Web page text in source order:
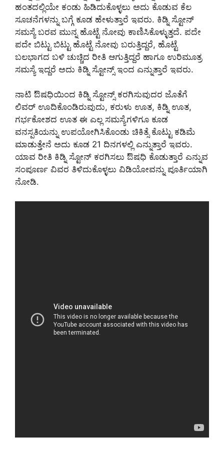
ಹಂತದಲ್ಲಿಯೇ ಕಂಡು ಹಿಡಿದುಕೊಳ್ಳಲು ಅದು ಕೊಡುವ ಕೆಲ
ಸೂಚನೆಗಳನ್ನು ಬಗ್ಗೆ ಕೂಡ ಹೇಳುತ್ತಾರೆ ಇವರು. ಕಿಡ್ನಿ ಸ್ಟೋನ್
ಸಮಸ್ಯೆ ಬರವ ಮುನ್ನ ಹೊಟ್ಟೆ ನೋವು ಕಾಣಿಸಿಕೊಳ್ಳುತ್ತದೆ. ಪದೇ
ಪದೇ ಬಿಟ್ಟು ಬಿಟ್ಟು ಹೊಟ್ಟೆ ನೋವು ಬರುತ್ತಿದ್ದರೆ, ಹೊಟ್ಟೆ
ಬಲಭಾಗದ ಬಳಿ ಚುಚ್ಚಿದ ರೀತಿ ಆಗುತ್ತಿದ್ದರೆ ಹಾಗೂ ಉರಿಮೂತ್ರ
ಸಮಸ್ಯೆ ಇದ್ದರೆ ಅದು ಕಿಡ್ನಿ ಸ್ಟೋನ್ಸ್ ಇಂದ ಎನ್ನುತ್ತಾರೆ ಇವರು.
ನಾಟಿ ಔಷಧಿಯಿಂದ ಕಿಡ್ನಿ ಸ್ಟೋನ್ಸ್ ಕರಗಿಸುವುದರ ಜೊತೆಗೆ
ಲಿವರ್ ಊದಿಕೊಂಡಿರುವುದು, ಕರುಳು ಊತ, ಕಿಡ್ನಿ ಊತ,
ಗರ್ಭಕೋಶದ ಊತ ಈ ಎಲ್ಲ ಸಮಸ್ಯೆಗಳಿಗೂ ಕೂಡ
ವನಸ್ಪತಿಯನ್ನು ಉಪಯೋಗಿಸಿಕೊಂಡು ಚಿಕಿತ್ಸೆ ಕೊಟ್ಟು ಕಡಿಮೆ
ಮಾಡುತ್ತೇನೆ ಅದು ಕೂಡ 21 ದಿನಗಳಲ್ಲಿ ಎನ್ನುತ್ತಾರೆ ಇವರು.
ಯಾವ ರೀತಿ ಕಿಡ್ನಿ ಸ್ಟೋನ್ ಕರಗಿಸಲು ಔಷಧಿ ಕೊಡುತ್ತಾರೆ ಎನ್ನುವ
ಸಂಪೂರ್ಣ ವಿವರ ತಿಳಿದುಕೊಳ್ಳಲು ವಿಡಿಯೋವನ್ನು ಪೂರ್ತಿಯಾಗಿ
ನೋಡಿ.